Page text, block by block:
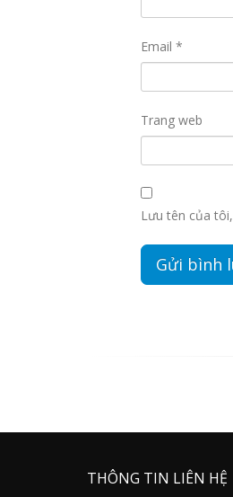
Email *
Trang web
Lưu tên của
THÔNG TIN LIÊN HỆ